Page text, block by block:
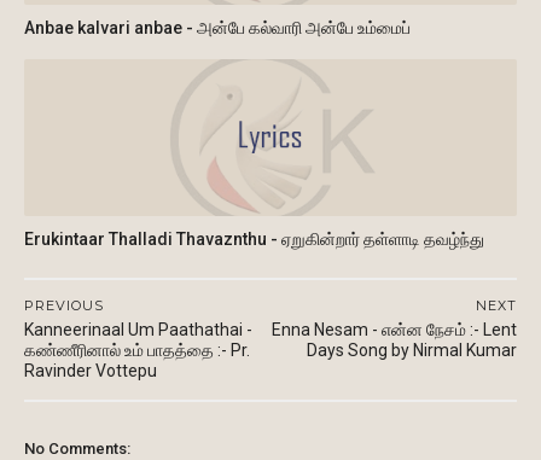
Anbae kalvari anbae - அன்பே கல்வாரி அன்பே உம்மைப்
Erukintaar Thalladi Thavaznthu - ஏறுகின்றார் தள்ளாடி தவழ்ந்து
NEXT
Enna Nesam - என்ன நேசம் :- Lent
Days Song by Nirmal Kumar
PREVIOUS
Kanneerinaal Um Paathathai -
கண்ணீரினால் உம் பாதத்தை :- Pr.
Ravinder Vottepu
No Comments: